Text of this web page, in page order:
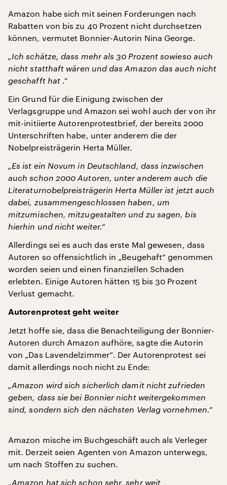
Amazon habe sich mit seinen Forderungen nach
Rabatten von bis zu 40 Prozent nicht durchsetzen
können, vermutet Bonnier-Autorin Nina George.
„Ich schätze, dass mehr als 30 Prozent sowieso auch
nicht statthaft wären und das Amazon das auch nicht
geschafft hat .“
Ein Grund für die Einigung zwischen der
Verlagsgruppe und Amazon sei wohl auch der von ihr
mit-initiierte Autorenprotestbrief, der bereits 2000
Unterschriften habe, unter anderem die der
Nobelpreisträgerin Herta Müller.
„Es ist ein Novum in Deutschland, dass inzwischen
auch schon 2000 Autoren, unter anderem auch die
Literaturnobelpreisträgerin Herta Müller ist jetzt auch
dabei, zusammengeschlossen haben, um
mitzumischen, mitzugestalten und zu sagen, bis
hierhin und nicht weiter.“
Allerdings sei es auch das erste Mal gewesen, dass
Autoren so offensichtlich in „Beugehaft“ genommen
worden seien und einen finanziellen Schaden
erlebten. Einige Autoren hätten 15 bis 30 Prozent
Verlust gemacht.
Autorenprotest geht weiter
Jetzt hoffe sie, dass die Benachteiligung der Bonnier-
Autoren durch Amazon aufhöre, sagte die Autorin
von „Das Lavendelzimmer“. Der Autorenprotest sei
damit allerdings noch nicht zu Ende:
„Amazon wird sich sicherlich damit nicht zufrieden
geben, dass sie bei Bonnier nicht weitergekommen
sind, sondern sich den nächsten Verlag vornehmen.“
Amazon mische im Buchgeschäft auch als Verleger
mit. Derzeit seien Agenten von Amazon unterwegs,
um nach Stoffen zu suchen.
„Amazon hat sich schon sehr, sehr weit